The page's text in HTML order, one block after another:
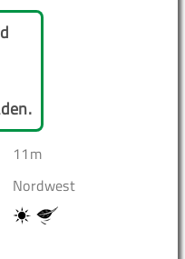
11m
Nordwest